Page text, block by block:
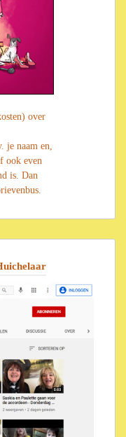
over
je naam en,
ook even
is. Dan